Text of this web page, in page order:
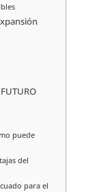
puede
del
para el